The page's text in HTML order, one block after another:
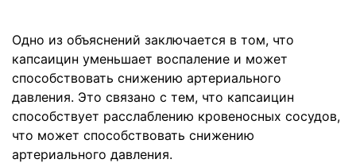
Одно из объяснений заключается в том, что
капсаицин уменьшает воспаление и может
способствовать снижению артериального
давления. Это связано с тем, что капсаицин
способствует расслаблению кровеносных сосудов,
что может способствовать снижению
артериального давления.